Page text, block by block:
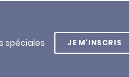
spéciales JE M'INSCRIS